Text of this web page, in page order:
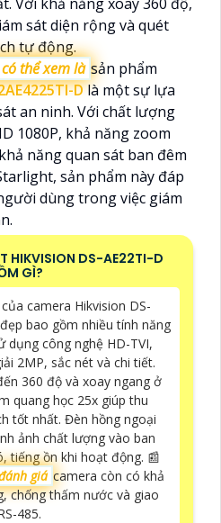
sát diện rộng và quét
tự động.
thể xem là sản phẩm
Dlà một sự lựa
an ninh. Với chất lượng
1080P, khả năng zoom
năng quan sát ban đêm
sản phẩm này đáp
dùng trong việc giám
HIKVISION DS-AE22TI-D
GÌ?
camera Hikvision DS-
bao gồm nhiều tính năng
dụng công nghệ HD-TVI,
2MP, sắc nét và chi tiết.
360 độ và xoay ngang ở
quang học 25x giúp thu
tốt nhất. Đèn hồng ngoại
ảnh chất lượng vào ban
tiếng ồn khi hoạt động. 📰
giá camera còn có khả
chống thấm nước và giao
485.